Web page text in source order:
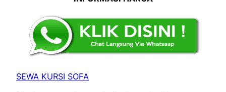
SEWA KURSI SOFA